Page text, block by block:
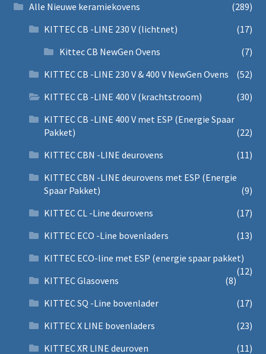
Alle Nieuwe keramiekovens
(289)
KITTEC CB -LINE 230 V (lichtnet)
(17)
Kittec CB NewGen Ovens
(7)
KITTEC CB -LINE 230 V & 400 V NewGen Ovens
(52)
KITTEC CB -LINE 400 V (krachtstroom)
(30)
KITTEC CB -LINE 400 V met ESP (Energie Spaar
Pakket)
(22)
KITTEC CBN -LINE deurovens
(11)
KITTEC CBN -LINE deurovens met ESP (Energie
Spaar Pakket)
(9)
KITTEC CL -Line deurovens
(17)
KITTEC ECO -Line bovenladers
(13)
KITTEC ECO-line met ESP (energie spaar pakket)
(12)
KITTEC Glasovens
(8)
KITTEC SQ -Line bovenlader
(17)
KITTEC X LINE bovenladers
(23)
KITTEC XR LINE deuroven
(11)